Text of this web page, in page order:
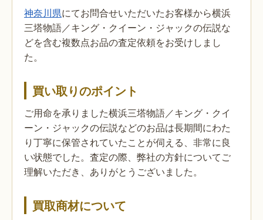
神奈川県にてお問合せいただいたお客様から横浜
三塔物語／キング・クイーン・ジャックの伝説な
どを含む複数点お品の査定依頼をお受けしまし
た。
買い取りのポイント
ご用命を承りました横浜三塔物語／キング・クイ
ーン・ジャックの伝説などのお品は長期間にわた
り丁寧に保管されていたことが伺える、非常に良
い状態でした。査定の際、弊社の方針についてご
理解いただき、ありがとうございました。
買取商材について